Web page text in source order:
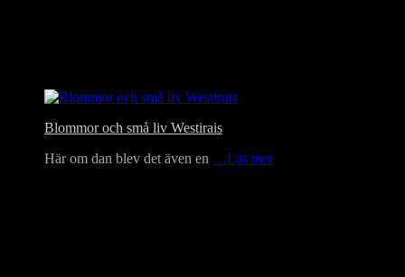
Blommor och små liv Westirais
Här om dan blev det även en …Läs mer